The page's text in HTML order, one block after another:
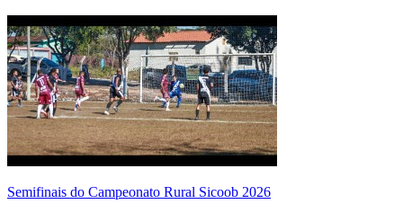
Semifinais do Campeonato Rural Sicoob 2026